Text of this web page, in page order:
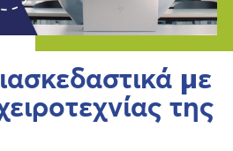
με
της